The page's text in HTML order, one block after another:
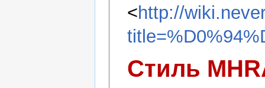
<http://
Стиль